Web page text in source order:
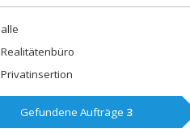
alle
Realitätenbüro
Privatinsertion
Gefundene Aufträge 3